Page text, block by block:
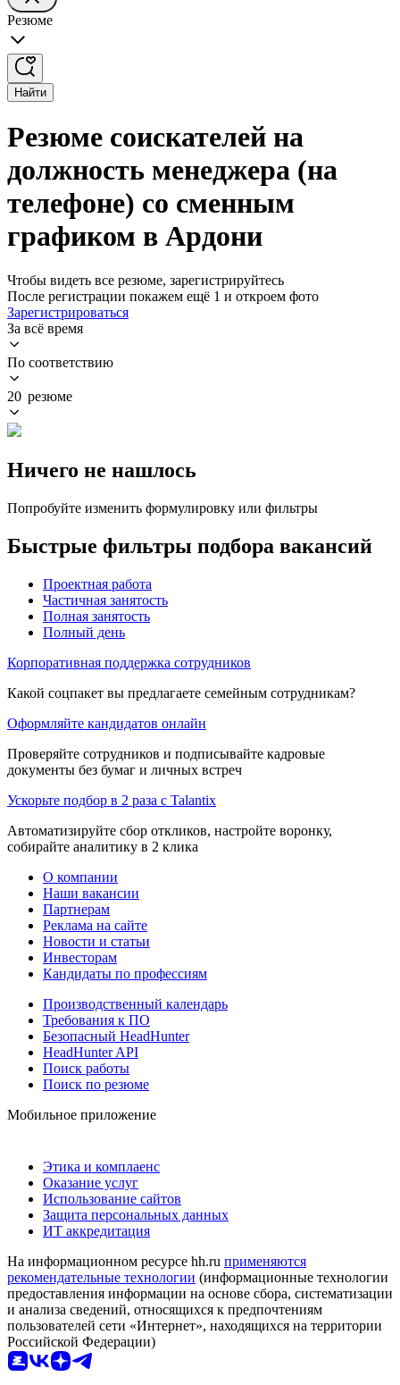
Резюме
Найти
Резюме соискателей на
должность менеджера (на
телефоне) со сменным
графиком в Ардони
Чтобы видеть все резюме, зарегистрируйтесь
После регистрации покажем ещё 1 и откроем фото
Зарегистрироваться
За всё время
По соответствию
20 резюме
Ничего не нашлось
Попробуйте изменить формулировку или фильтры
Быстрые фильтры подбора вакансий
Проектная работа
Частичная занятость
Полная занятость
Полный день
Корпоративная поддержка сотрудников
Какой соцпакет вы предлагаете семейным сотрудникам?
Оформляйте кандидатов онлайн
Проверяйте сотрудников и подписывайте кадровые
документы без бумаг и личных встреч
Ускорьте подбор в 2 раза с Talantix
Автоматизируйте сбор откликов, настройте воронку,
собирайте аналитику в 2 клика
О компании
Наши вакансии
Партнерам
Реклама на сайте
Новости и статьи
Инвесторам
Кандидаты по профессиям
Производственный календарь
Требования к ПО
Безопасный HeadHunter
HeadHunter API
Поиск работы
Поиск по резюме
Мобильное приложение
Этика и комплаенс
Оказание услуг
Использование сайтов
Защита персональных данных
ИТ аккредитация
На информационном ресурсе hh.ru применяются
рекомендательные технологии (информационные технологии
предоставления информации на основе сбора, систематизации
и анализа сведений, относящихся к предпочтениям
пользователей сети «Интернет», находящихся на территории
Российской Федерации)